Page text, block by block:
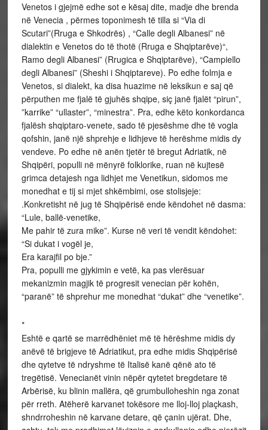
Venetos i gjejmë edhe sot e kësaj dite, madje dhe brenda
në Venecia , përmes toponimesh të tilla si “Via di
Scutari”(Rruga e Shkodrës) , “Calle degli Albanesi” në
dialektin e Venetos do të thotë (Rruga e Shqiptarëve)“,
Ramo degli Albanesi” (Rrugica e Shqiptarëve), “Campiello
degli Albanesi” (Sheshi i Shqiptareve). Po edhe folmja e
Venetos, si dialekt, ka disa huazime në leksikun e saj që
përputhen me fjalë të gjuhës shqipe, siç janë fjalët “pirun”,
”karrike” “ullaster”, “minestra”. Pra, edhe këto konkordanca
fjalësh shqiptaro-venete, sado të pjesëshme dhe të vogla
qofshin, janë një shprehje e lidhjeve të herëshme midis dy
vendeve. Po edhe në anën tjetër të bregut Adriatik, në
Shqipëri, populli në mënyrë folklorike, ruan në kujtesë
grimca detajesh nga lidhjet me Venetikun, sidomos me
monedhat e tij si mjet shkëmbimi, ose stolisjeje:
.Konkretisht në jug të Shqipërisë ende këndohet në dasma:
“Lule, ballë-venetike,
Me pahir të zura mike”. Kurse në veri të vendit këndohet:
“Si dukat i vogël je,
Era karajfil po bje.”
Pra, populli me gjykimin e vetë, ka pas vlerësuar
mekanizmin magjik të progresit venecian për kohën,
“paranë” të shprehur me monedhat “dukat” dhe “venetike”.
*
Eshtë e qartë se marrëdhëniet më të hërëshme midis dy
anëvë të brigjeve të Adriatikut, pra edhe midis Shqipërisë
dhe qytetve të ndryshme të Italisë kanë qënë ato të
tregëtisë. Venecianët vinin nëpër qytetet bregdetare të
Arbërisë, ku blinin mallëra, që grumbulloheshin nga zonat
për rreth. Atëherë karvanet tokësore me lloj-lloj plaçkash,
shndrroheshin në karvane detare, që çanin ujërat. Dhe,